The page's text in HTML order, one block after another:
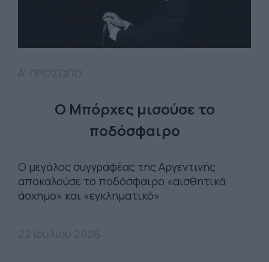
Ο Μπόρχες μισούσε το
ποδόσφαιρο
Ο μεγάλος συγγραφέας της Αργεντινής
αποκαλούσε το ποδόσφαιρο «αισθητικά
άσχημο» και «εγκληματικό»